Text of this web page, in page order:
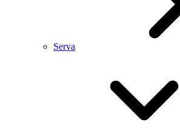
Serva